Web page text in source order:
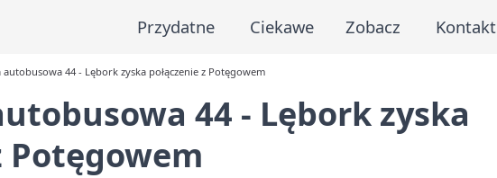
Przydatne Ciekawe Zobacz Kontakt
44 - Lębork zyska połączenie z Potęgowem
44 - Lębork zyska
Potęgowem